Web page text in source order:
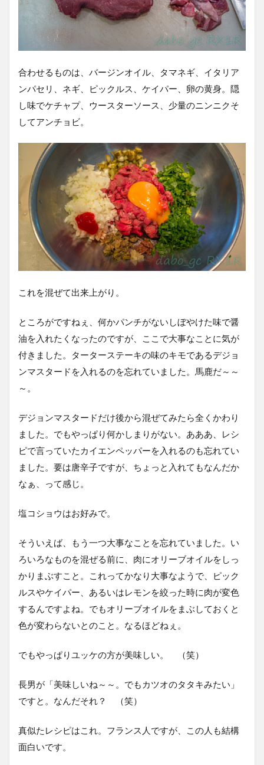
合わせるものは、バージンオイル、タマネギ、イタリア
ンパセリ、ネギ、ピックルス、ケイパー、卵の黄身。隠
し味でケチャプ、ウースターソース、少量のニンニクそ
してアンチョビ。
これを混ぜて出来上がり。
ところがですねぇ、何かパンチがないしぼやけた味で醤
油を入れたくなったのですが、ここで大事なことに気が
付きました。ターターステーキの味のキモであるデジョ
ンマスタードを入れるのを忘れていました。馬鹿だ～～
～。
デジョンマスタードだけ後から混ぜてみたら全くかわり
ました。でもやっぱり何かしまりがない。あああ、レシ
ピで言っていたカイエンペッパーを入れるのも忘れてい
ました。要は唐辛子ですが、ちょっと入れてもなんだか
なぁ、って感じ。
塩コショウはお好みで。
そういえば、もう一つ大事なことを忘れていました。い
ろいろなものを混ぜる前に、肉にオリーブオイルをしっ
かりまぶすこと。これってかなり大事なようで、ピック
ルスやケイパー、あるいはレモンを絞った時に肉が変色
するんですよね。でもオリーブオイルをまぶしておくと
色が変わらないとのこと。なるほどねぇ。
でもやっぱりユッケの方が美味しい。 （笑）
長男が「美味しいね～～。でもカツオのタタキみたい」
ですと。なんだそれ？ （笑）
真似たレシピはこれ。フランス人ですが、この人も結構
面白いです。